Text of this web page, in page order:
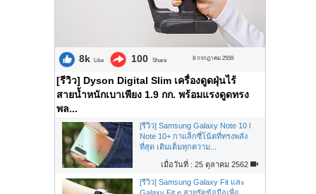
8k Like 100 Share 8 กรกฎาคม 2559
[รีวิว] Dyson Digital Slim เครื่องดูดฝุ่นไร้
สายน้ำหนักเบาเพียง 1.9 กก. พร้อมแรงดูดทรง
พล...
[รีวิว] Samsung Galaxy Note 10 l
Note 10+ กาแล็กซี่โน้ตที่ทรงพลัง
ที่สุด เติมเต็มทุกความ...
เมื่อวันที่ : 25 ตุลาคม 2562
[รีวิว] Samsung Galaxy Fit และ